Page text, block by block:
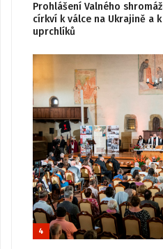
Prohlášení Valného
církví k válce na Ukrajině a
uprchlíků
4